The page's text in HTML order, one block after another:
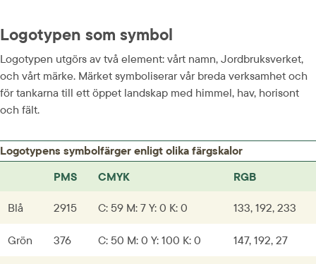
Logotypen som symbol
Logotypen utgörs av två element: vårt namn, Jordbruksverket,
och vårt märke. Märket symboliserar vår breda verksamhet och
för tankarna till ett öppet landskap med himmel, hav, horisont
och fält.
Logotypens symbolfärger enligt olika färgskalor
PMS
CMYK RGB
Blå 2915 C: 59 M: 7 Y: 0 K: 0 133, 192, 233
Grön 376 C: 50 M: 0 Y: 100 K: 0 147, 192, 27